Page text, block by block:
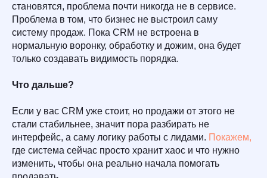
становятся, проблема почти никогда не в сервисе.
Проблема в том, что бизнес не выстроил саму
систему продаж. Пока CRM не встроена в
нормальную воронку, обработку и дожим, она будет
только создавать видимость порядка.
Что дальше?
Если у вас CRM уже стоит, но продажи от этого не
стали стабильнее, значит пора разбирать не
интерфейс, а саму логику работы с лидами. Покажем,
где система сейчас просто хранит хаос и что нужно
изменить, чтобы она реально начала помогать